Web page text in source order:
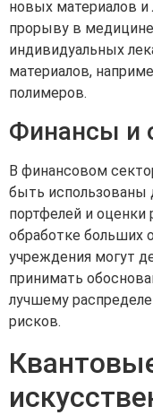
новых материалов
прорыву в
индивидуальных
материалов,
полимеров.
Финансы и
В финансовом
быть использованы
портфелей и оценки
обработке больших
учреждения могут
принимать
лучшему
рисков.